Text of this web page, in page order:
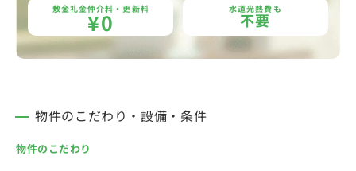
敷金礼金仲介料・更新料
¥0 水道光熱費も
不要
物件のこだわり・設備・条件
物件のこだわり